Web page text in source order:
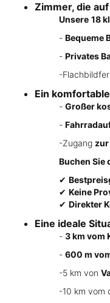
Zimmer, die
Unsere 18
- Bequeme
- Privates
-
Ein
- Großer
-
-Zugang zur
Buchen Sie
✔
✔ Keine
✔ Direkter
Eine ideale
- 3 km vom
- 600 m
-5 km von
-10 km vom